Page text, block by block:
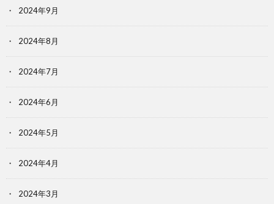
2024年9月
2024年8月
2024年7月
2024年6月
2024年5月
2024年4月
2024年3月